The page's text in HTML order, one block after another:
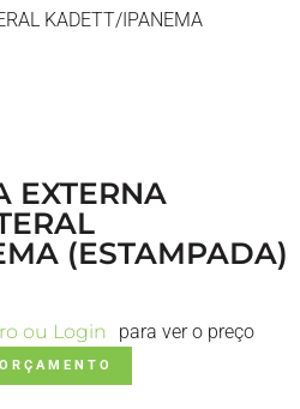
KADETT/IPANEMA
EXTERNA
(ESTAMPADA)
ou Login para ver o preço